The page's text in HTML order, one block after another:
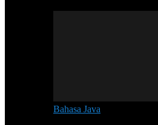
Bahasa Java